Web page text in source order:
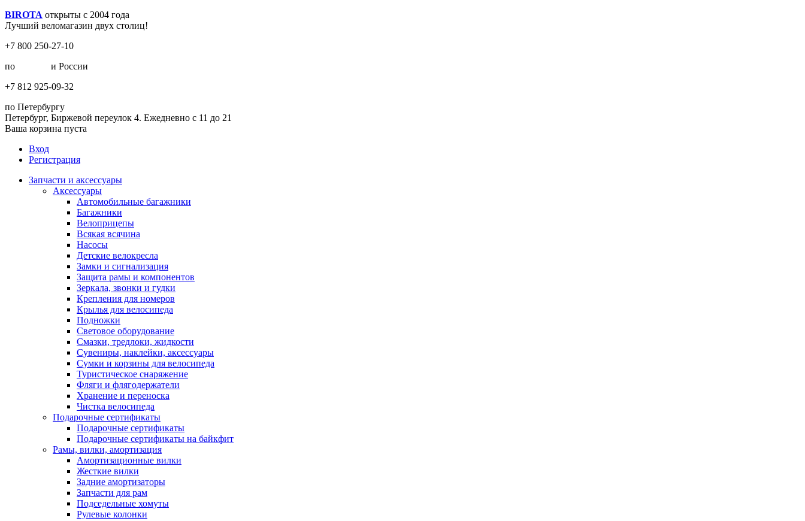
BIROTA открыты с 2004 года
Лучший веломагазин двух столиц!
+7 800 250-27-10
по
и России
+7 812 925-09-32
по Петербургу
Петербург, Биржевой переулок 4. Ежедневно с 11 до 21
Ваша корзина пуста
Вход
Регистрация
Запчасти и аксессуары
Аксессуары
Автомобильные багажники
Багажники
Велоприцепы
Всякая всячина
Насосы
Детские велокресла
Замки и сигнализация
Защита рамы и компонентов
Зеркала, звонки и гудки
Крепления для номеров
Крылья для велосипеда
Подножки
Световое оборудование
Смазки, тредлоки, жидкости
Сувениры, наклейки, аксессуары
Сумки и корзины для велосипеда
Туристическое снаряжение
Фляги и флягодержатели
Хранение и переноска
Чистка велосипеда
Подарочные сертификаты
Подарочные сертификаты
Подарочные сертификаты на байкфит
Рамы, вилки, амортизация
Амортизационные вилки
Жесткие вилки
Задние амортизаторы
Запчасти для рам
Подседельные хомуты
Рулевые колонки